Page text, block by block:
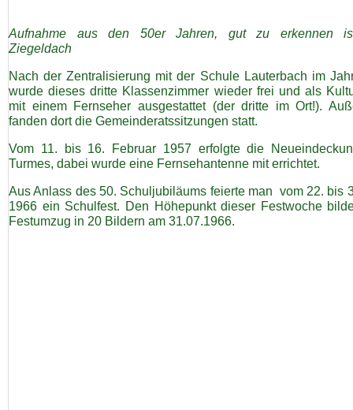
Aufnahme aus den 50er Jahren, gut zu erkennen
Ziegeldach
Nach der Zentralisierung mit der Schule Lauterbach im
wurde dieses dritte Klassenzimmer wieder frei und als
mit einem Fernseher ausgestattet (der dritte im Ort!).
fanden dort die Gemeinderatssitzungen statt.
Vom 11. bis 16. Februar 1957 erfolgte die
Turmes, dabei wurde eine Fernsehantenne mit errichtet.
Aus Anlass des 50. Schuljubiläums feierte man vom 22. bis
1966 ein Schulfest. Den Höhepunkt dieser Festwoche
Festumzug in 20 Bildern am 31.07.1966.